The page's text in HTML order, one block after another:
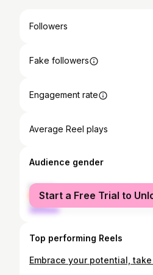
Followers
Fake followers
Engagement rate
Average Reel plays
Audience gender
female
male
Start a Free Trial to
Top performing Reels